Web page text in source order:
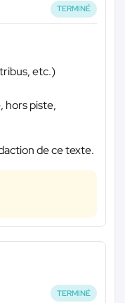
TERMINÉ
etc.)
hors piste,
de ce texte.
TERMINÉ